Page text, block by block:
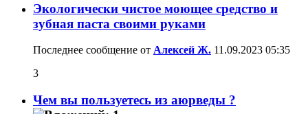
Экологически чистое моющее средство и
зубная паста своими руками
Последнее сообщение от Алексей Ж. 11.09.2023 05:35
3
Чем вы пользуетесь из аюрведы ?